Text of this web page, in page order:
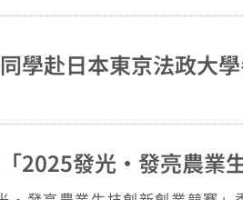
學赴日本東京法政大
2025發光・發亮農業